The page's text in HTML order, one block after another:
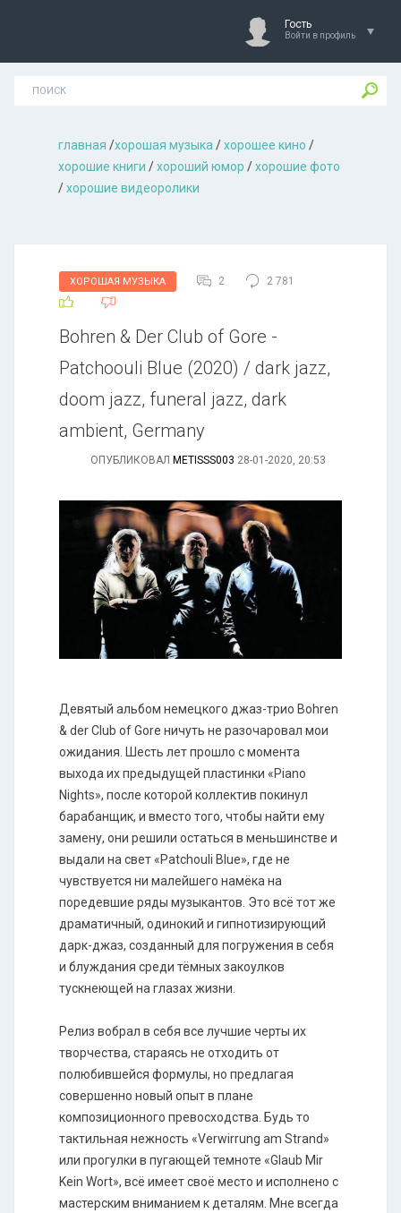
Гость
Войти в профиль
главная /хорошая музыкa /хорошее кино /
хорошие книги /хороший юмор /хорошие фото
/хорошие видеоролики
ХОРОШАЯ МУЗЫКА 2 2 781
Воhrеn & Dеr Сlub оf Gоrе -
Раtсhооuli Вluе (2020) / dark jazz,
doom jazz, funeral jazz, dark
ambient, Germany
ОПУБЛИКОВАЛ METISSS003 28-01-2020, 20:53
Девятый альбом немецкого джаз-трио Bohren
& der Club of Gore ничуть не разочаровал мои
ожидания. Шесть лет прошло с момента
выхода их предыдущей пластинки «Piano
Nights», после которой коллектив покинул
барабанщик, и вместо того, чтобы найти ему
замену, они решили остаться в меньшинстве и
выдали на свет «Patchouli Blue», где не
чувствуется ни малейшего намёка на
поредевшие ряды музыкантов. Это всё тот же
драматичный, одинокий и гипнотизирующий
дарк-джаз, созданный для погружения в себя
и блуждания среди тёмных закоулков
тускнеющей на глазах жизни.
Релиз вобрал в себя все лучшие черты их
творчества, стараясь не отходить от
полюбившейся формулы, но предлагая
совершенно новый опыт в плане
композиционного превосходства. Будь то
тактильная нежность «Verwirrung am Strand»
или прогулки в пугающей темноте «Glaub Mir
Kein Wort», всё имеет своё место и исполнено с
мастерским вниманием к деталям. Мне всегда